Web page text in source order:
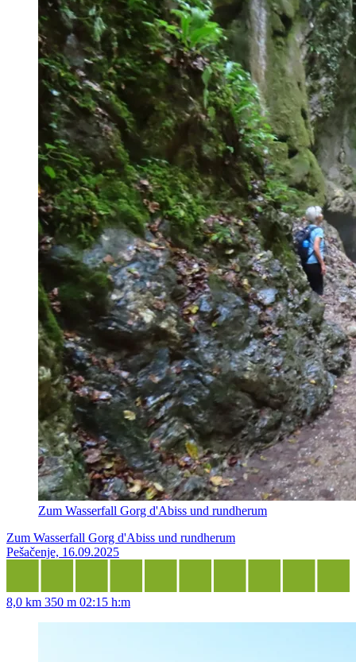
Zum Wasserfall Gorg d'Abiss und rundherum
Zum Wasserfall Gorg d'Abiss und rundherum
Pešačenje, 16.09.2025
8,0 km 350 m 02:15 h:m